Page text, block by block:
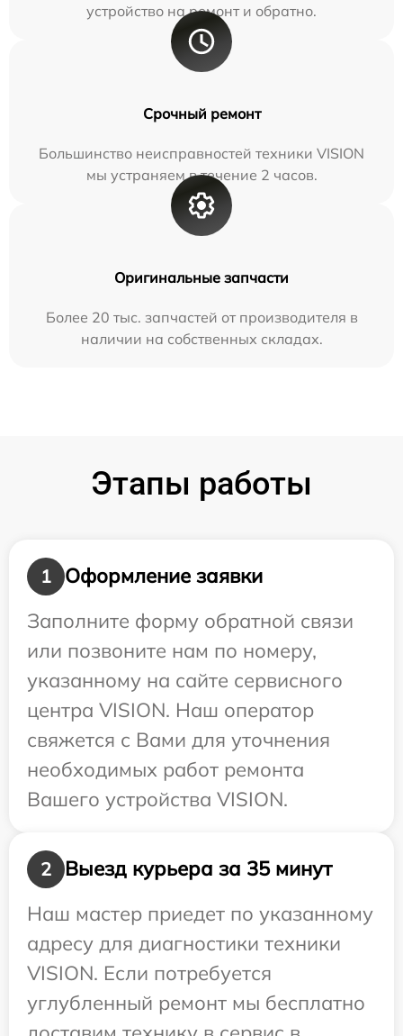
устройство на ремонт и обратно.
Срочный ремонт
Большинство неисправностей техники VISION
мы устраняем в течение 2 часов.
Оригинальные запчасти
Более 20 тыс. запчастей от производителя в
наличии на собственных складах.
Этапы работы
1
Оформление заявки
Заполните форму обратной связи
или позвоните нам по номеру,
указанному на сайте сервисного
центра VISION. Наш оператор
свяжется с Вами для уточнения
необходимых работ ремонта
Вашего устройства VISION.
2
Выезд курьера за 35 минут
Наш мастер приедет по указанному
адресу для диагностики техники
VISION. Если потребуется
углубленный ремонт мы бесплатно